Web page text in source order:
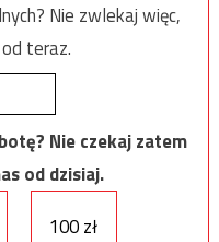
Nie zwlekaj więc,
teraz.
Nie czekaj zatem
od dzisiaj.
100 zł